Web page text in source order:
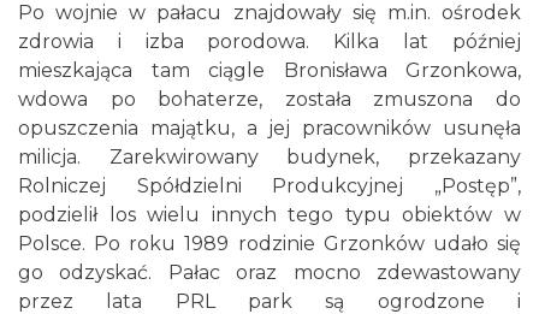
Po wojnie w pałacu znajdowały się m.in. ośrodek
zdrowia i izba porodowa. Kilka lat później
mieszkająca tam ciągle Bronisława Grzonkowa,
wdowa po bohaterze, została zmuszona do
opuszczenia majątku, a jej pracowników usunęła
milicja. Zarekwirowany budynek, przekazany
Rolniczej Spółdzielni Produkcyjnej „Postęp”,
podzielił los wielu innych tego typu obiektów w
Polsce. Po roku 1989 rodzinie Grzonków udało się
go odzyskać. Pałac oraz mocno zdewastowany
przez lata PRL park są ogrodzone i